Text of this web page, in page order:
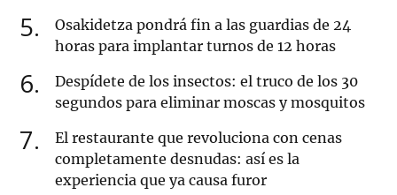
5
Osakidetza pondrá fin a las guardias de 24
horas para implantar turnos de 12 horas
6
Despídete de los insectos: el truco de los 30
segundos para eliminar moscas y mosquitos
7
El restaurante que revoluciona con cenas
completamente desnudas: así es la
experiencia que ya causa furor